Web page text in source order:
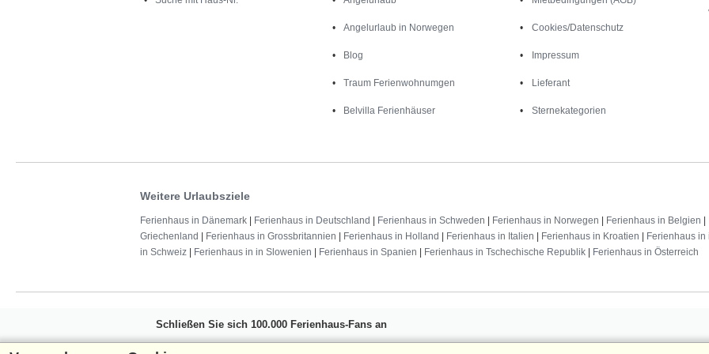
Angelurlaub in Norwegen
Blog
Traum Ferienwohnumgen
Belvilla Ferienhäuser
Cookies/Datenschutz
Impressum
Lieferant
Sternekategorien
Weitere Urlaubsziele
Ferienhaus in Dänemark | Ferienhaus in Deutschland | Ferienhaus in Schweden | Ferienhaus in Norwegen | Ferienhaus in Belgien |
Griechenland | Ferienhaus in Grossbritannien | Ferienhaus in Holland | Ferienhaus in Italien | Ferienhaus in Kroatien | Ferienhaus in
in Schweiz | Ferienhaus in in Slowenien | Ferienhaus in Spanien | Ferienhaus in Tschechische Republik | Ferienhaus in Österreich
Schließen Sie sich 100.000 Ferienhaus-Fans an